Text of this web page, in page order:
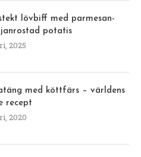
lövbiff med parmesan-
potatis
2025
med köttfärs – världens
recept
2020